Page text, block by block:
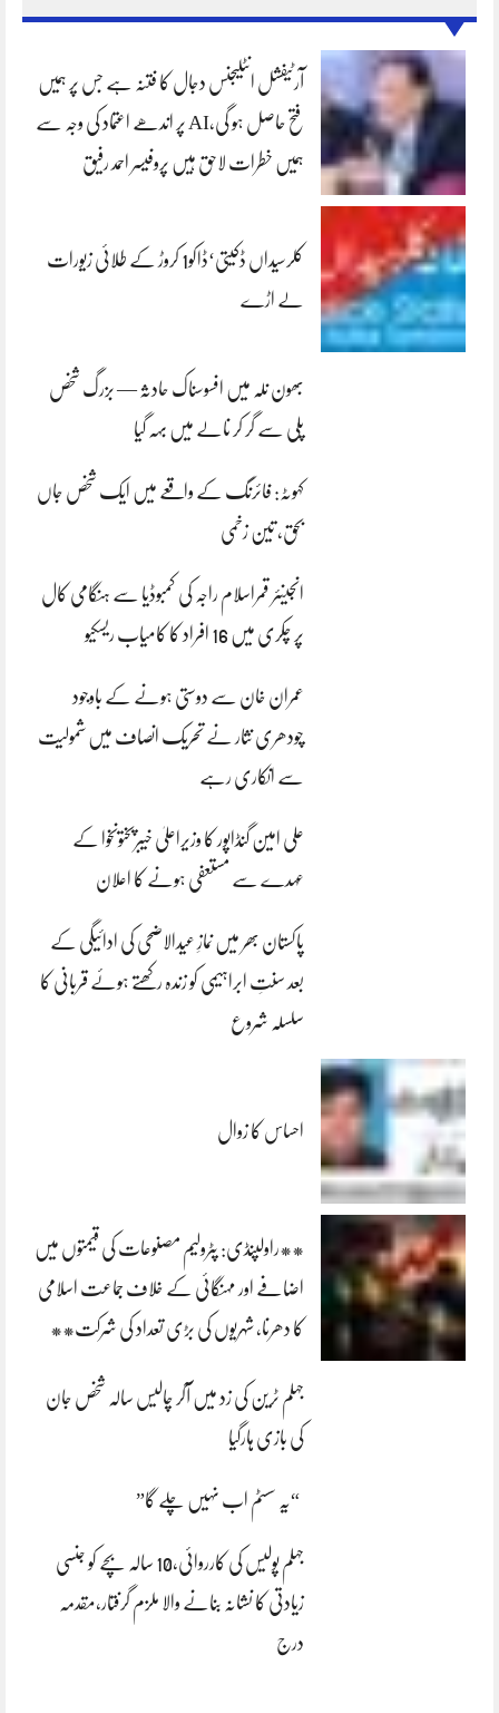
آرٹیفشل انٹلیجنس دجال کا فتنہ ہے جس پر ہمیں
فتح حاصل ہو گی،AI پر اندھے اعتماد کی وجہ سے
ہمیں خطرات لاحق ہیں پروفیسر احمد رفیق
کلرسیداں ڈکیتی‘ڈاکو1 کروڑ کے طلائی زیورات
لے اڑے
بھون نلہ میں افسوسناک حادثہ — بزرگ شخص
پلی سے گر کر نالے میں بہہ گیا
کہوٹہ: فائرنگ کے واقعے میں ایک شخص جاں
بحق، تین زخمی
انجینئر قمراسلام راجہ کی کمبوڈیا سے ہنگامی کال
پر چکری میں 16 افراد کا کامیاب ریسکیو
عمران خان سے دوستی ہونے کے باوجود
چودھری نثار نے تحریک انصاف میں شمولیت
سے انکاری رہے
علی امین گنڈاپور کا وزیراعلیٰ خیبرپختونخوا کے
عہدے سے مستعفی ہونے کا اعلان
پاکستان بھر میں نمازِ عیدالاضحی کی ادائیگی کے
بعد سنتِ ابراہیمی کو زندہ رکھتے ہوئے قربانی کا
سلسلہ شروع
احساس کا زوال
**راولپنڈی: پٹرولیم مصنوعات کی قیمتوں میں
اضافے اور مہنگائی کے خلاف جماعت اسلامی
کا دھرنا، شہریوں کی بڑی تعداد کی شرکت**
جہلم ٹرین کی زد میں آکر چالیس سالہ شخص جان
کی بازی ہارگیا
“یہ سسٹم اب نہیں چلے گا”
جہلم پولیس کی کارروائی،10 سالہ بچے کو جنسی
زیادتی کا نشانہ بنانے والا ملزم گرفتار،مقدمہ
درج